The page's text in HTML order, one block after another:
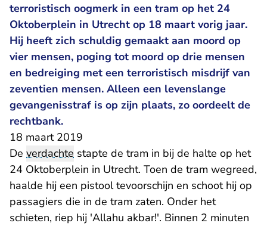
terroristisch oogmerk in een tram op het 24
Oktoberplein in Utrecht op 18 maart vorig jaar.
Hij heeft zich schuldig gemaakt aan moord op
vier mensen, poging tot moord op drie mensen
en bedreiging met een terroristisch misdrijf van
zeventien mensen. Alleen een levenslange
gevangenisstraf is op zijn plaats, zo oordeelt de
rechtbank.
18 maart 2019
De verdachte stapte de tram in bij de halte op het
24 Oktoberplein in Utrecht. Toen de tram wegreed,
haalde hij een pistool tevoorschijn en schoot hij op
passagiers die in de tram zaten. Onder het
schieten, riep hij 'Allahu akbar!'. Binnen 2 minuten